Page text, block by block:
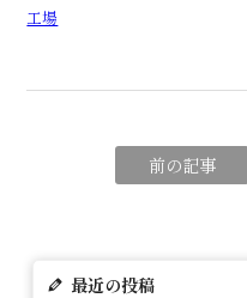
工場
前の記事
最近の投稿